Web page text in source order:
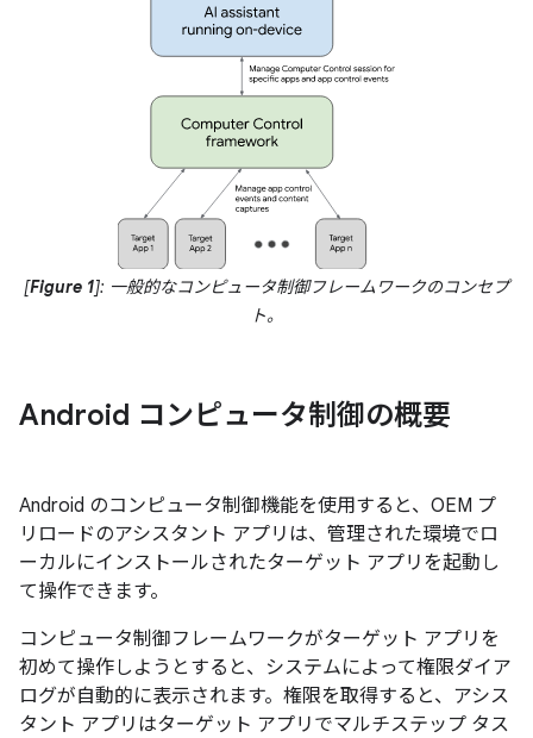
[Figure 1]: 一般的なコンピュータ制御フレームワークのコンセプ
ト。
Android コンピュータ制御の概要
Android のコンピュータ制御機能を使用すると、OEM プ
リロードのアシスタント アプリは、管理された環境でロ
ーカルにインストールされたターゲット アプリを起動し
て操作できます。
コンピュータ制御フレームワークがターゲット アプリを
初めて操作しようとすると、システムによって権限ダイア
ログが自動的に表示されます。権限を取得すると、アシス
タント アプリはターゲット アプリでマルチステップ タス